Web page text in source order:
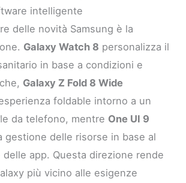
intelligente
delle novità Samsung è la
Galaxy Watch 8 personalizza il
in base a condizioni e
Galaxy Z Fold 8 Wide
foldable intorno a un
da telefono, mentre One UI 9
gestione delle risorse in base al
app. Questa direzione rende
più vicino alle esigenze